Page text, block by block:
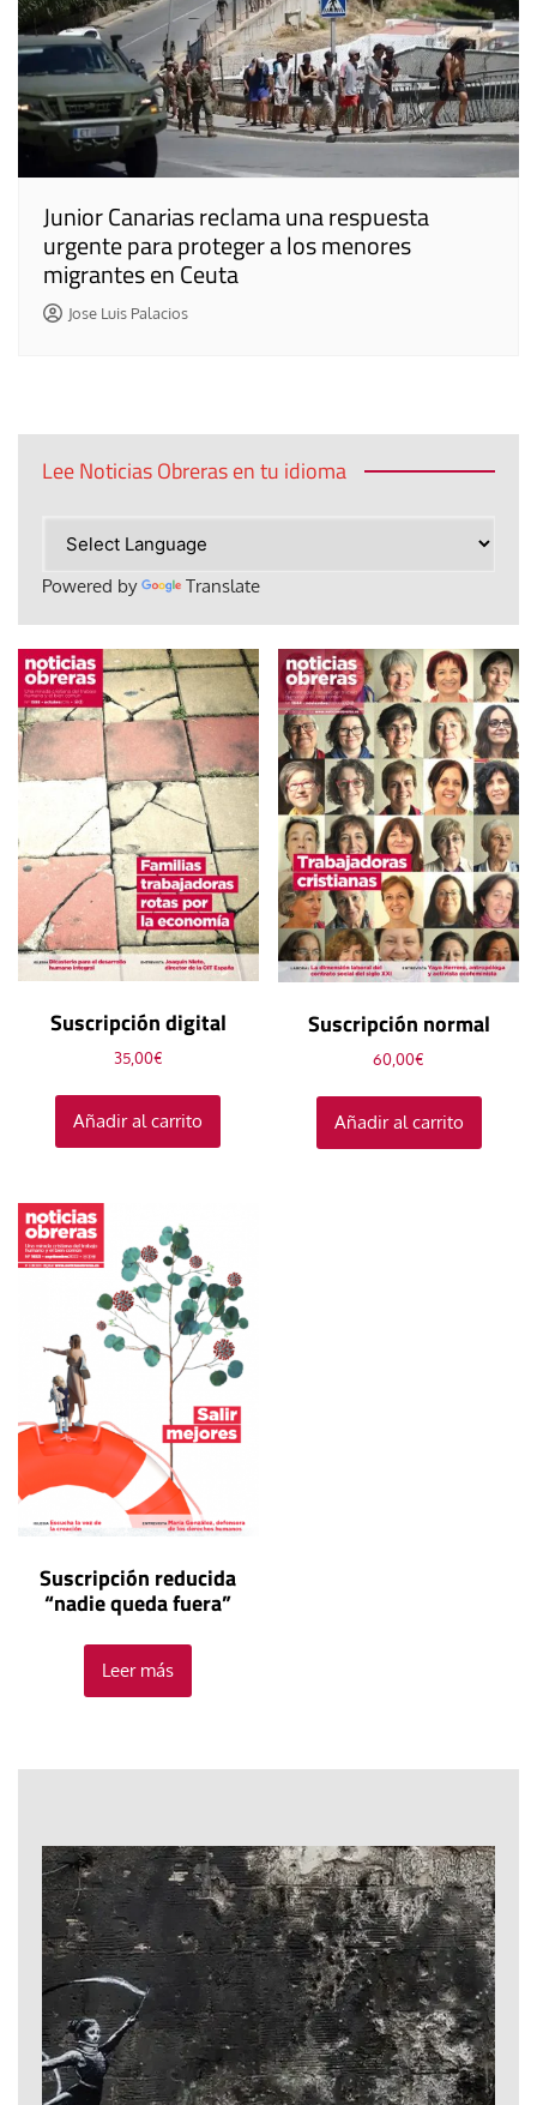
Junior Canarias reclama una respuesta
urgente para proteger a los menores
migrantes en Ceuta
Jose Luis Palacios
Lee Noticias Obreras en tu idioma
Powered by Translate
Suscripción digital
35,00€
Añadir al carrito
Suscripción normal
60,00€
Añadir al carrito
Suscripción reducida
“nadie queda fuera”
Leer más